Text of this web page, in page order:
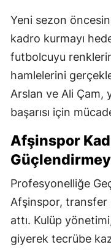
Yeni sezon
kadro kurmayı
futbolcuyu
hamlelerini
Arslan ve Ali Çam,
başarısı için
Afşinspor
Profesyonelliğe
Afşinspor, transfer
attı. Kulüp
giyerek tecrübe